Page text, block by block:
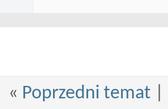
« Poprzedni temat